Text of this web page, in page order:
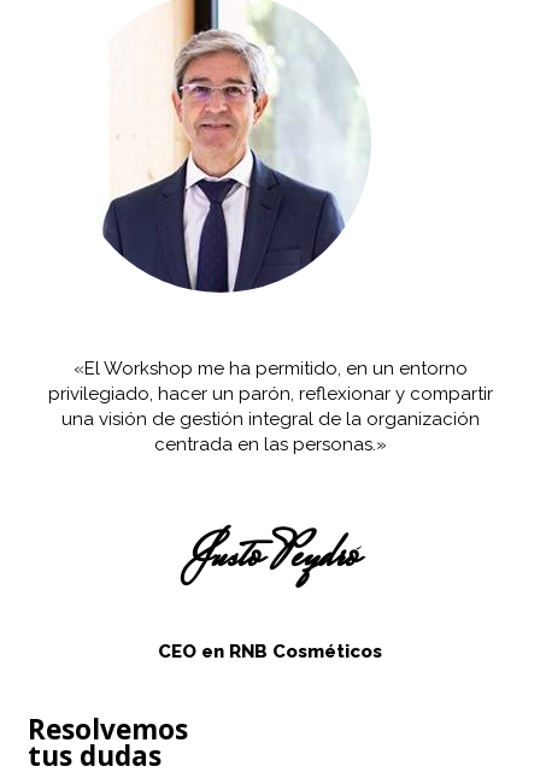
«El Workshop me ha permitido, en un entorno
privilegiado, hacer un parón, reflexionar y compartir
una visión de gestión integral de la organización
centrada en las personas.»
Justo Peydró
CEO en RNB Cosméticos
Resolvemos
tus dudas